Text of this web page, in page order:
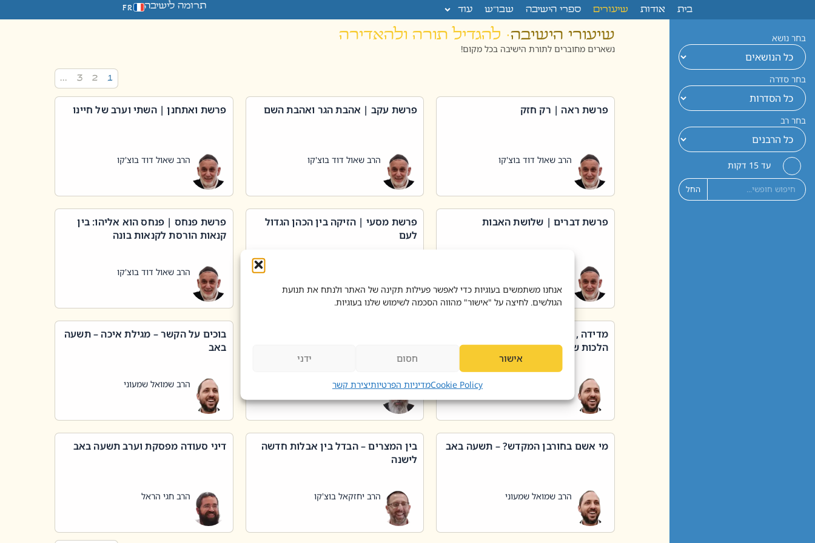
אנחנו משתמשים בעוגיות כדי לאפשר פעילות תקינה של האתר ולנתח את תנועת
הגולשים. לחיצה על "אישור" מהווה הסכמה לשימוש שלנו בעוגיות.
אישור חסום ידני
Cookie Policyמדיניות הפרטיותיצירת קשר
בית אודות שיעורים ספרי הישיבה שבו”ש עוד תרומה לישיבה FR
בחר נושא
בחר סדרה
בחר רב
עד 15 דקות
החל
שיעורי הישיבה· להגדיל תורה ולהאדירה
נשארים מחוברים לתורת הישיבה בכל מקום!
1
2
3
…
פרשת ראה | רק חזק
הרב שאול דוד בוצ'קו
פרשת עקב | אהבת הגר ואהבת השם
הרב שאול דוד בוצ'קו
פרשת ואתחנן | השתי וערב של חיינו
הרב שאול דוד בוצ'קו
פרשת דברים | שלושת האבות
פרשת מסעי | הזיקה בין הכהן הגדול
לעם
פרשת פנחס | פנחס הוא אליהו: בין
קנאות הורסת לקנאות בונה
הרב שאול דוד בוצ'קו
מדידה , קניה , שטיפת כלים בשבת –
הלכות שבת – סימן שכג
הרב יאיר בידני
בוכים על הקשר – מגילת איכה – תשעה
באב
הרב שמואל שמעוני
מי אשם בחורבן המקדש? – תשעה באב
הרב שמואל שמעוני
בין המצרים – הבדל בין אבלות חדשה
לישנה
הרב יחזקאל בוצ'קו
דיני סעודה מפסקת וערב תשעה באב
הרב חגי הראל